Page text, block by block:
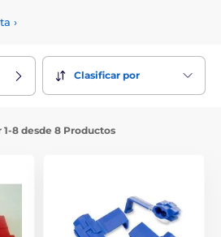
de vallas electrónicas.
›
Clasificar por
1-8 desde 8 Productos